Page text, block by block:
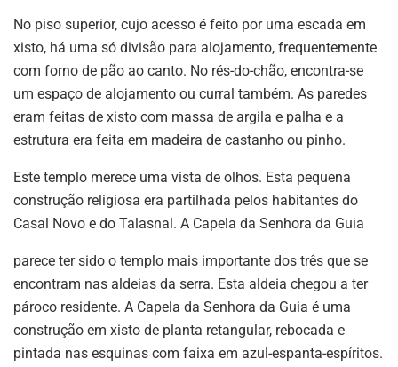
No piso superior, cujo acesso é feito por uma escada em
xisto, há uma só divisão para alojamento, frequentemente
com forno de pão ao canto. No rés-do-chão, encontra-se
um espaço de alojamento ou curral também. As paredes
eram feitas de xisto com massa de argila e palha e a
estrutura era feita em madeira de castanho ou pinho.
Este templo merece uma vista de olhos. Esta pequena
construção religiosa era partilhada pelos habitantes do
Casal Novo e do Talasnal. A Capela da Senhora da Guia
parece ter sido o templo mais importante dos três que se
encontram nas aldeias da serra. Esta aldeia chegou a ter
pároco residente. A Capela da Senhora da Guia é uma
construção em xisto de planta retangular, rebocada e
pintada nas esquinas com faixa em azul-espanta-espíritos.